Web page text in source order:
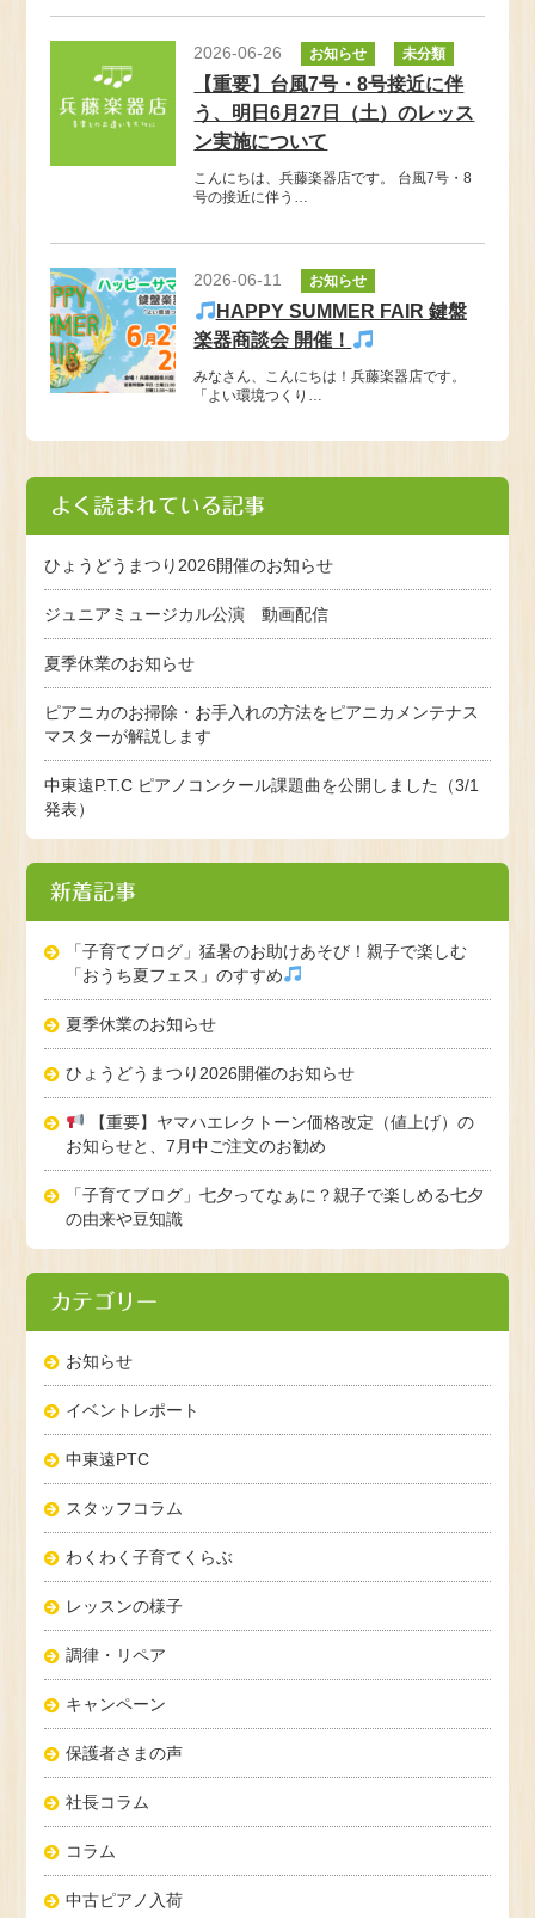
2026-06-26 お知らせ 未分類
【重要】台風7号・8号接近に伴
う、明日6月27日（土）のレッス
ン実施について
こんにちは、兵藤楽器店です。 台風7号・8
号の接近に伴う…
2026-06-11 お知らせ
HAPPY SUMMER FAIR 鍵盤
楽器商談会 開催！
みなさん、こんにちは！兵藤楽器店です。
「よい環境つくり…
よく読まれている記事
ひょうどうまつり2026開催のお知らせ
ジュニアミュージカル公演 動画配信
夏季休業のお知らせ
ピアニカのお掃除・お手入れの方法をピアニカメンテナス
マスターが解説します
中東遠P.T.C ピアノコンクール課題曲を公開しました（3/1
発表）
新着記事
「子育てブログ」猛暑のお助けあそび！親子で楽しむ
「おうち夏フェス」のすすめ
夏季休業のお知らせ
ひょうどうまつり2026開催のお知らせ
【重要】ヤマハエレクトーン価格改定（値上げ）の
お知らせと、7月中ご注文のお勧め
「子育てブログ」七夕ってなぁに？親子で楽しめる七夕
の由来や豆知識
カテゴリー
お知らせ
イベントレポート
中東遠PTC
スタッフコラム
わくわく子育てくらぶ
レッスンの様子
調律・リペア
キャンペーン
保護者さまの声
社長コラム
コラム
中古ピアノ入荷